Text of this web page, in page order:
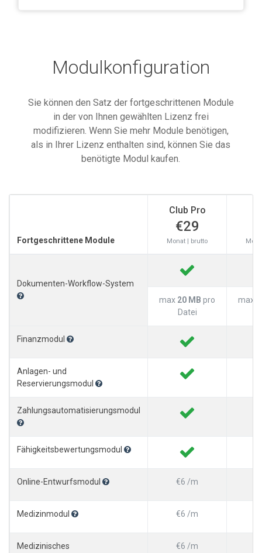
Modulkonfiguration
Sie können den Satz der fortgeschrittenen Module
in der von Ihnen gewählten Lizenz frei
modifizieren. Wenn Sie mehr Module benötigen,
als in Ihrer Lizenz enthalten sind, können Sie das
benötigte Modul kaufen.
Fortgeschrittene Module
Club Pro
€29
Monat | brutto
Dokumenten-Workflow-System
max 20 MB pro
Datei
max
Finanzmodul
Anlagen- und
Reservierungsmodul
Zahlungsautomatisierungsmodul
Fähigkeitsbewertungsmodul
Online-Entwurfsmodul €6 /m
Medizinmodul €6 /m
Medizinisches
€6 /m